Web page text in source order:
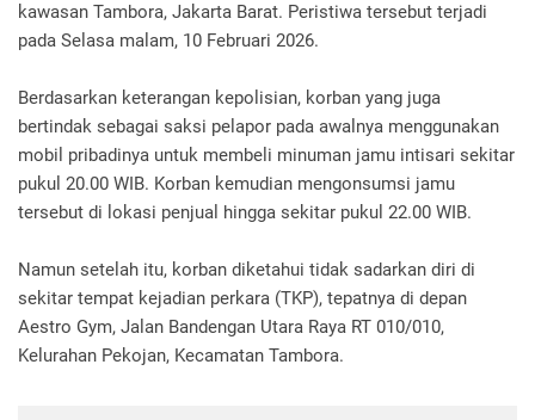
kawasan Tambora, Jakarta Barat. Peristiwa tersebut terjadi
pada Selasa malam, 10 Februari 2026.
Berdasarkan keterangan kepolisian, korban yang juga
bertindak sebagai saksi pelapor pada awalnya menggunakan
mobil pribadinya untuk membeli minuman jamu intisari sekitar
pukul 20.00 WIB. Korban kemudian mengonsumsi jamu
tersebut di lokasi penjual hingga sekitar pukul 22.00 WIB.
Namun setelah itu, korban diketahui tidak sadarkan diri di
sekitar tempat kejadian perkara (TKP), tepatnya di depan
Aestro Gym, Jalan Bandengan Utara Raya RT 010/010,
Kelurahan Pekojan, Kecamatan Tambora.